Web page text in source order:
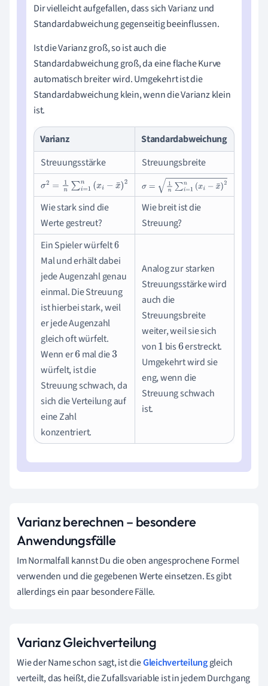
Dir vielleicht aufgefallen, dass sich Varianz und
Standardabweichung gegenseitig beeinflussen.
Ist die Varianz groß, so ist auch die
Standardabweichung groß, da eine flache Kurve
automatisch breiter wird. Umgekehrt ist die
Standardabweichung klein, wenn die Varianz klein
ist.
Varianz
Standardabweichung
Streuungsstärke
Streuungsbreite
σ2 =1 n∑i=1n(xi−x ¯)2 σ=1 n∑i=1n(xi −x¯ )2
Wie stark sind die
Werte gestreut?
Wie breit ist die
Streuung?
Ein Spieler würfelt6
Mal und erhält dabei
jede Augenzahl genau
einmal. Die Streuung
ist hierbei stark, weil
er jede Augenzahl
gleich oft würfelt.
Wenn er6 mal die3
würfelt, ist die
Streuung schwach, da
sich die Verteilung auf
eine Zahl
konzentriert.
Analog zur starken
Streuungsstärke wird
auch die
Streuungsbreite
weiter, weil sie sich
von1 bis6erstreckt.
Umgekehrt wird sie
eng, wenn die
Streuung schwach
ist.
Varianz berechnen – besondere
Anwendungsfälle
Im Normalfall kannst Du die oben angesprochene Formel
verwenden und die gegebenen Werte einsetzen. Es gibt
allerdings ein paar besondere Fälle.
Varianz Gleichverteilung
Wie der Name schon sagt, ist dieGleichverteilunggleich
verteilt, das heißt, die Zufallsvariable ist in jedem Durchgang